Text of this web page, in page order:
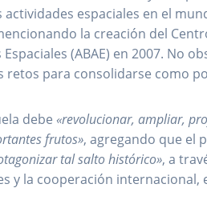
espaciales en el
la creación del
(ABAE) en 2007. No
para consolidarse como
debe «revolucionar, ampliar,
frutos», agregando que el
tal salto histórico», a
y la cooperación internacional,